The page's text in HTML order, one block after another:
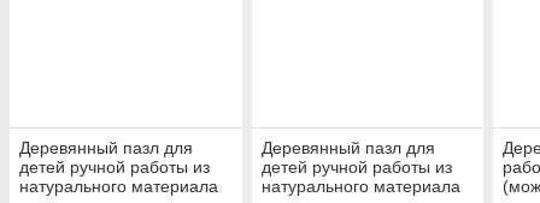
Деревянный пазл для
детей ручной работы из
натурального материала
Деревянный пазл для
детей ручной работы из
натурального материала